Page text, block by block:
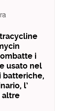
i
usato nel
batteriche,
l’
altre